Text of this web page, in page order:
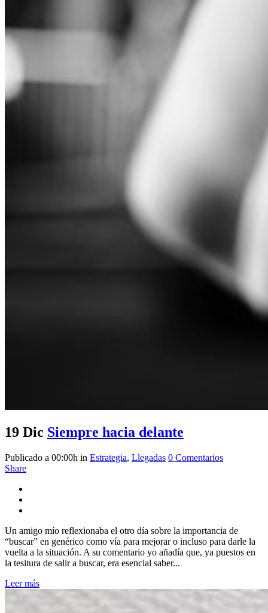
19 Dic Siempre hacia delante
Publicado a 00:00h in Estrategia, Llegadas 0 Comentarios
Share
Un amigo mío reflexionaba el otro día sobre la importancia de
“buscar” en genérico como vía para mejorar o incluso para darle la
vuelta a la situación. A su comentario yo añadía que, ya puestos en
la tesitura de salir a buscar, era esencial saber...
Leer más